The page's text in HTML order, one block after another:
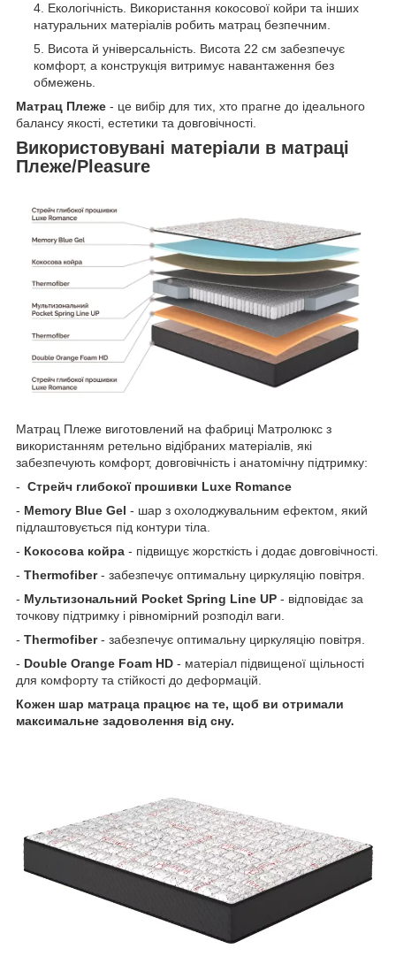
Екологічність. Використання кокосової койри та інших
натуральних матеріалів робить матрац безпечним.
Висота й універсальність. Висота 22 см забезпечує
комфорт, а конструкція витримує навантаження без
обмежень.
Матрац Плеже - це вибір для тих, хто прагне до ідеального
балансу якості, естетики та довговічності.
Використовувані матеріали в матраці
Плеже/Pleasure
Матрац Плеже виготовлений на фабриці Матролюкс з
використанням ретельно відібраних матеріалів, які
забезпечують комфорт, довговічність і анатомічну підтримку:
- Стрейч глибокої прошивки Luxe Romance
- Memory Blue Gel - шар з охолоджувальним ефектом, який
підлаштовується під контури тіла.
- Кокосова койра - підвищує жорсткість і додає довговічності.
- Thermofiber- забезпечує оптимальну циркуляцію повітря.
- Мультизональний Pocket Spring Line UP - відповідає за
точкову підтримку і рівномірний розподіл ваги.
- Thermofiber- забезпечує оптимальну циркуляцію повітря.
- Double Orange Foam HD - матеріал підвищеної щільності
для комфорту та стійкості до деформацій.
Кожен шар матраца працює на те, щоб ви отримали
максимальне задоволення від сну.